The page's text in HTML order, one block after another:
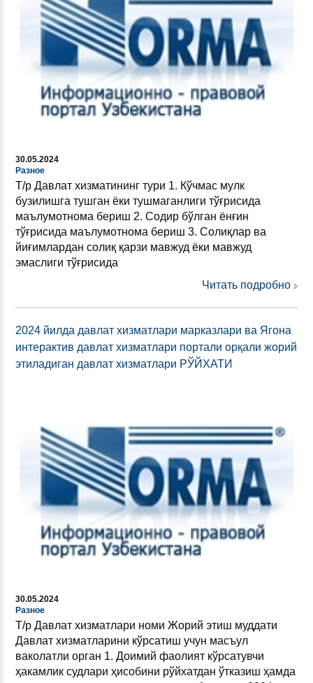
30.05.2024
Разное
Т/р Давлат хизматининг тури 1. Кўчмас мулк
бузилишга тушган ёки тушмаганлиги тўғрисида
маълумотнома бериш 2. Содир бўлган ёнғин
тўғрисида маълумотнома бериш 3. Солиқлар ва
йиғимлардан солиқ қарзи мавжуд ёки мавжуд
эмаслиги тўғрисида
Читать подробно
2024 йилда давлат хизматлари марказлари ва Ягона
интерактив давлат хизматлари портали орқали жорий
этиладиган давлат хизматлари РЎЙХАТИ
30.05.2024
Разное
Т/р Давлат хизматлари номи Жорий этиш муддати
Давлат хизматларини кўрсатиш учун масъул
ваколатли орган 1. Доимий фаолият кўрсатувчи
ҳакамлик судлари ҳисобини рўйхатдан ўтказиш ҳамда